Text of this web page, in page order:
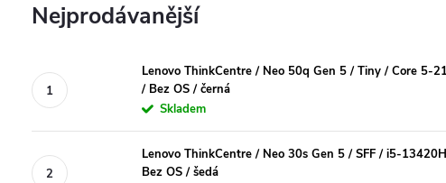
Nejprodávanější
Lenovo ThinkCentre / Neo 50q Gen 5 / Tiny / Core 5-
/ Bez OS / černá
Skladem
Lenovo ThinkCentre / Neo 30s Gen 5 / SFF / i5-
Bez OS / šedá